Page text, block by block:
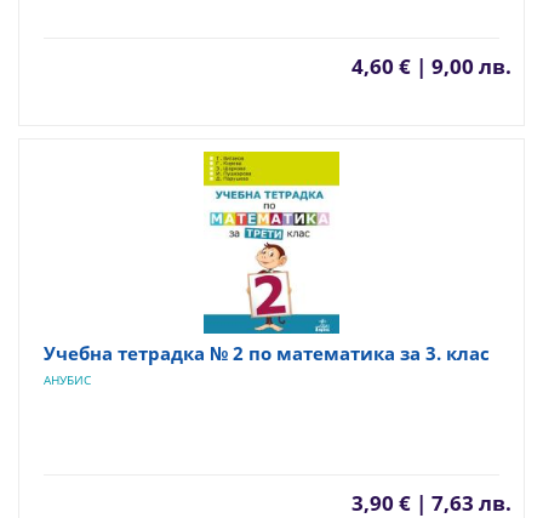
4,60 € | 9,00 лв.
Учебна тетрадка № 2 по математика за 3. клас
АНУБИС
3,90 € | 7,63 лв.